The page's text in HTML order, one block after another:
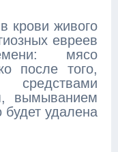
крови живого
евреев
мясо
после того,
вымыванием
удалена